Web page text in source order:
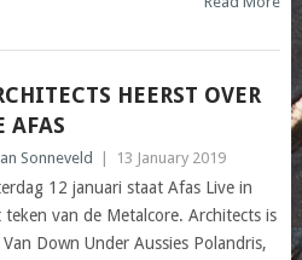
HEERST OVER
AFAS
Sonneveld 13 January 2019
12 januari staat Afas Live in
teken van de Metalcore. Architects is
Down Under Aussies Polandris,